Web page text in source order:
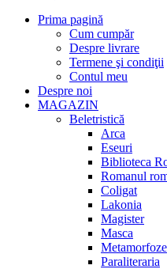
Prima pagină
Cum cumpăr
Despre livrare
Termene şi condiţii
Contul meu
Despre noi
MAGAZIN
Beletristică
Arca
Eseuri
Biblioteca
Romanul
Coligat
Lakonia
Magister
Masca
Metamorfoze
Paraliteraria